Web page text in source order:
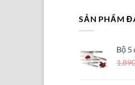
SẢN PHẨM
Bộ 5